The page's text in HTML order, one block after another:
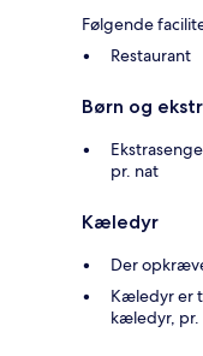
Følgende
Restaurant
Børn og
pr. nat
Kæledyr
Der
Kæledyr er
kæledyr, pr.